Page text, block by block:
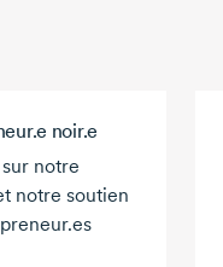
noir.e
notre
notre soutien